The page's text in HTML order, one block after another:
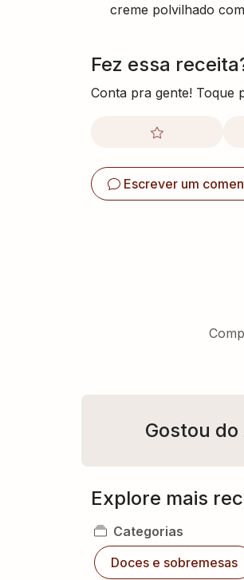
creme polvilhado
Fez essa
Conta pra gente! Toque
Escrever um
Gostou
Explore mais
Categorias
Doces e sobremesas